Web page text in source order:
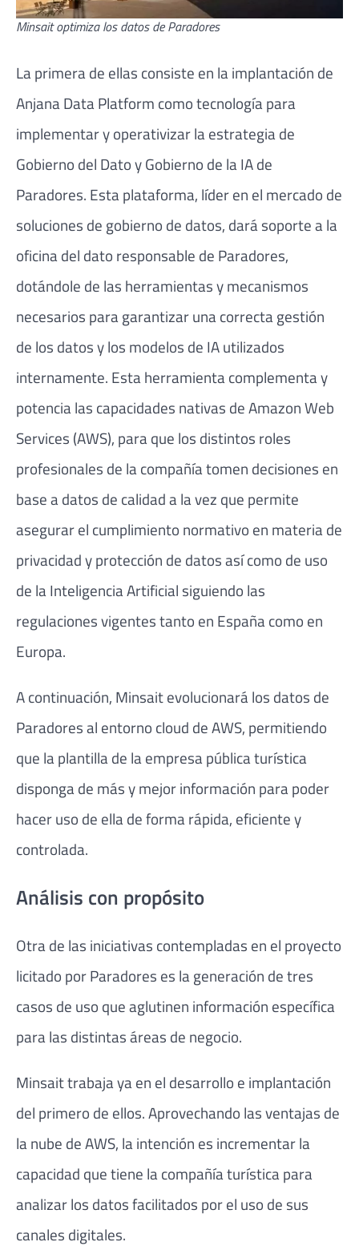
Minsait optimiza los datos de Paradores
La primera de ellas consiste en la implantación de
Anjana Data Platform como tecnología para
implementar y operativizar la estrategia de
Gobierno del Dato y Gobierno de la IA de
Paradores. Esta plataforma, líder en el mercado de
soluciones de gobierno de datos, dará soporte a la
oficina del dato responsable de Paradores,
dotándole de las herramientas y mecanismos
necesarios para garantizar una correcta gestión
de los datos y los modelos de IA utilizados
internamente. Esta herramienta complementa y
potencia las capacidades nativas de Amazon Web
Services (AWS), para que los distintos roles
profesionales de la compañía tomen decisiones en
base a datos de calidad a la vez que permite
asegurar el cumplimiento normativo en materia de
privacidad y protección de datos así como de uso
de la Inteligencia Artificial siguiendo las
regulaciones vigentes tanto en España como en
Europa.
A continuación, Minsait evolucionará los datos de
Paradores al entorno cloud de AWS, permitiendo
que la plantilla de la empresa pública turística
disponga de más y mejor información para poder
hacer uso de ella de forma rápida, eficiente y
controlada.
Análisis con propósito
Otra de las iniciativas contempladas en el proyecto
licitado por Paradores es la generación de tres
casos de uso que aglutinen información específica
para las distintas áreas de negocio.
Minsait trabaja ya en el desarrollo e implantación
del primero de ellos. Aprovechando las ventajas de
la nube de AWS, la intención es incrementar la
capacidad que tiene la compañía turística para
analizar los datos facilitados por el uso de sus
canales digitales.